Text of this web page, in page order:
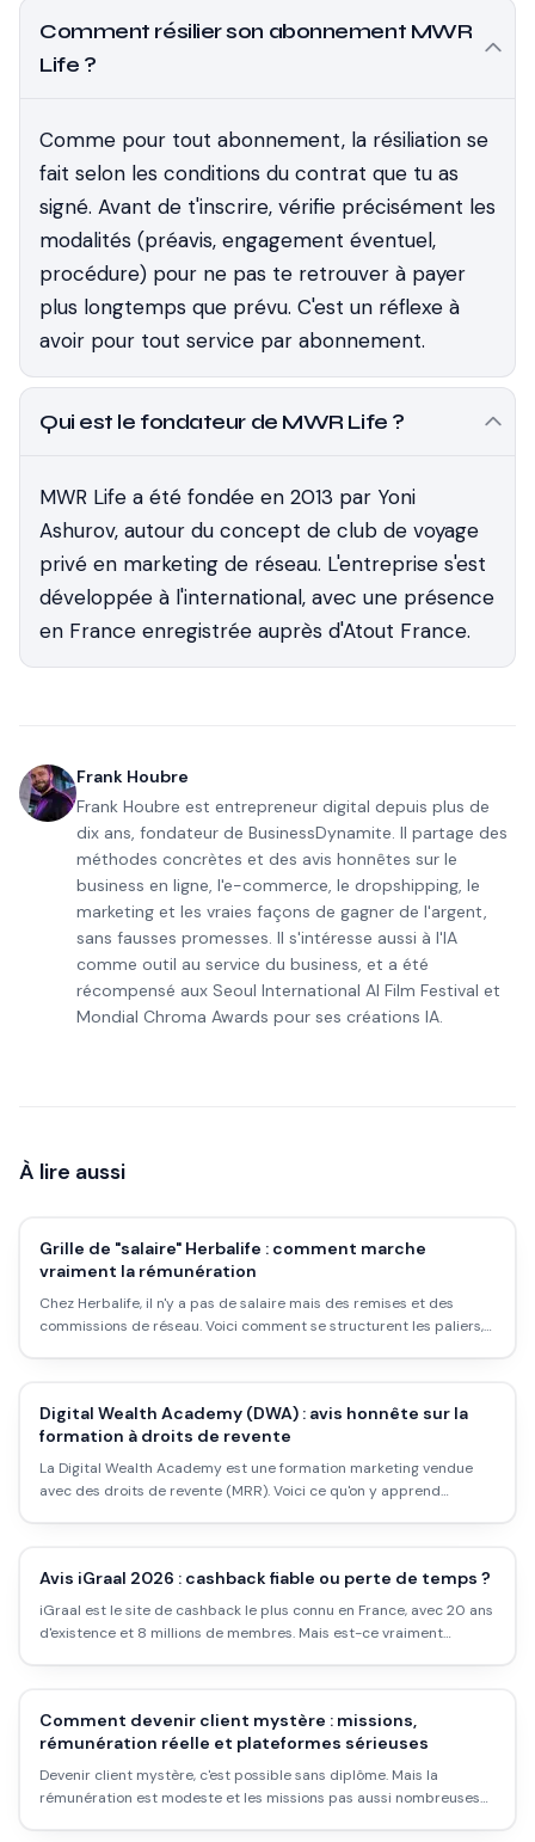
Comment résilier son abonnement MWR
Life ?
Comme pour tout abonnement, la résiliation se
fait selon les conditions du contrat que tu as
signé. Avant de t'inscrire, vérifie précisément les
modalités (préavis, engagement éventuel,
procédure) pour ne pas te retrouver à payer
plus longtemps que prévu. C'est un réflexe à
avoir pour tout service par abonnement.
Qui est le fondateur de MWR Life ?
MWR Life a été fondée en 2013 par Yoni
Ashurov, autour du concept de club de voyage
privé en marketing de réseau. L'entreprise s'est
développée à l'international, avec une présence
en France enregistrée auprès d'Atout France.
Frank Houbre
Frank Houbre est entrepreneur digital depuis plus de
dix ans, fondateur de BusinessDynamite. Il partage des
méthodes concrètes et des avis honnêtes sur le
business en ligne, l'e-commerce, le dropshipping, le
marketing et les vraies façons de gagner de l'argent,
sans fausses promesses. Il s'intéresse aussi à l'IA
comme outil au service du business, et a été
récompensé aux Seoul International AI Film Festival et
Mondial Chroma Awards pour ses créations IA.
À lire aussi
Grille de "salaire" Herbalife : comment marche
vraiment la rémunération
Chez Herbalife, il n'y a pas de salaire mais des remises et des
commissions de réseau. Voici comment se structurent les paliers,
Digital Wealth Academy (DWA) : avis honnête sur la
formation à droits de revente
La Digital Wealth Academy est une formation marketing vendue
avec des droits de revente (MRR). Voici ce qu'on y apprend
Avis iGraal 2026 : cashback fiable ou perte de temps ?
iGraal est le site de cashback le plus connu en France, avec 20 ans
d'existence et 8 millions de membres. Mais est-ce vraiment
Comment devenir client mystère : missions,
rémunération réelle et plateformes sérieuses
Devenir client mystère, c'est possible sans diplôme. Mais la
rémunération est modeste et les missions pas aussi nombreuses